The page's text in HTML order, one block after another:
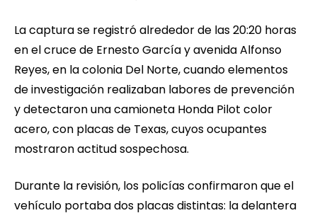
La captura se registró alrededor de las 20:20 horas
en el cruce de Ernesto García y avenida Alfonso
Reyes, en la colonia Del Norte, cuando elementos
de investigación realizaban labores de prevención
y detectaron una camioneta Honda Pilot color
acero, con placas de Texas, cuyos ocupantes
mostraron actitud sospechosa.
Durante la revisión, los policías confirmaron que el
vehículo portaba dos placas distintas: la delantera